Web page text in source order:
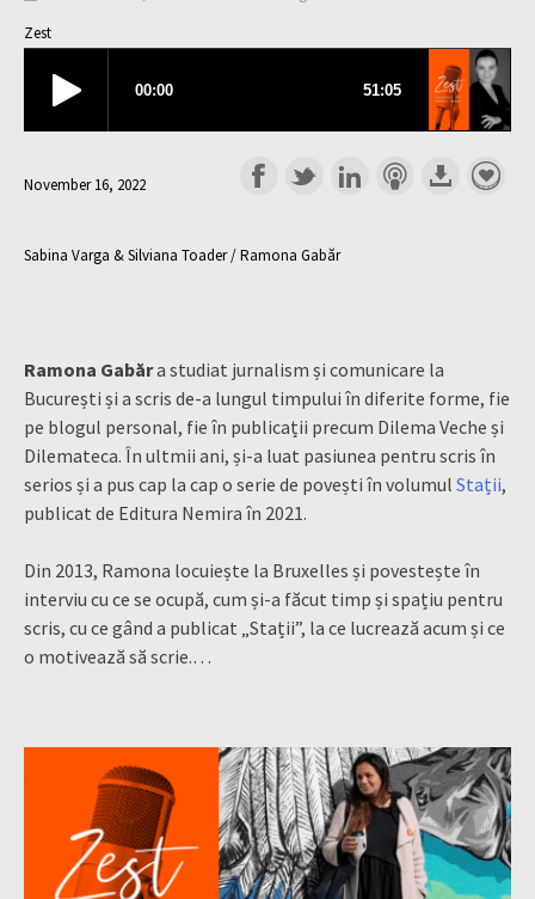
Zest
November 16, 2022
Sabina Varga & Silviana Toader / Ramona Gabăr
Ramona Gabăra studiat jurnalism și comunicare la
București și a scris de-a lungul timpului în diferite forme, fie
pe blogul personal, fie în publicații precum Dilema Veche și
Dilemateca. În ultmii ani, și-a luat pasiunea pentru scris în
serios și a pus cap la cap o serie de povești în volumul Stații,
publicat de Editura Nemira în 2021.
Din 2013, Ramona locuiește la Bruxelles și povestește în
interviu cu ce se ocupă, cum și-a făcut timp și spațiu pentru
scris, cu ce gând a publicat „Stații”, la ce lucrează acum și ce
o motivează să scrie.…